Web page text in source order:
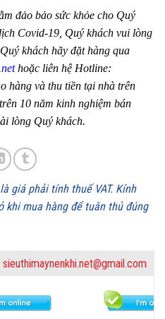
đảo bảo sức khỏe cho Quý
Covid-19, Quý khách vui lòng
khách hãy đặt hàng qua
hoặc liên hệ Hotline:
hàng và thu tiền tại nhà trên
10 năm kinh nghiệm bán
lòng Quý khách.
giá phải tính thuế VAT. Kính
khi mua hàng để tuân thủ đúng
sieuthimaynenkhi.net@gmail.com